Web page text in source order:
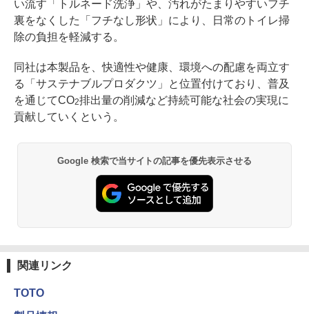
い流す「トルネード洗浄」や、汚れがたまりやすいフチ
裏をなくした「フチなし形状」により、日常のトイレ掃
除の負担を軽減する。
同社は本製品を、快適性や健康、環境への配慮を両立す
る「サステナブルプロダクツ」と位置付けており、普及
を通じてCO2排出量の削減など持続可能な社会の実現に
貢献していくという。
Google 検索で当サイトの記事を優先表示させる
関連リンク
TOTO